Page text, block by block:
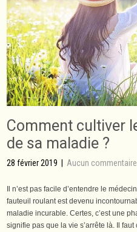
Comment cultiver
de sa maladie ?
28 février 2019 |Aucun commentaire
Il n’est pas facile d’entendre le
fauteuil roulant est devenu
maladie incurable. Certes, c’est une
signifie pas que la vie s’arrête là. Il